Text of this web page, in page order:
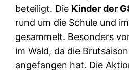
beteiligt. Die Kinder der
rund um die Schule und
gesammelt. Besonders
im Wald, da die
angefangen hat. Die